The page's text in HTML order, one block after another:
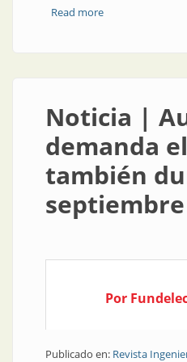
Read moreabout Congresos
Noticia |
demanda
también
septiembre
Por
Publicado en: Revista